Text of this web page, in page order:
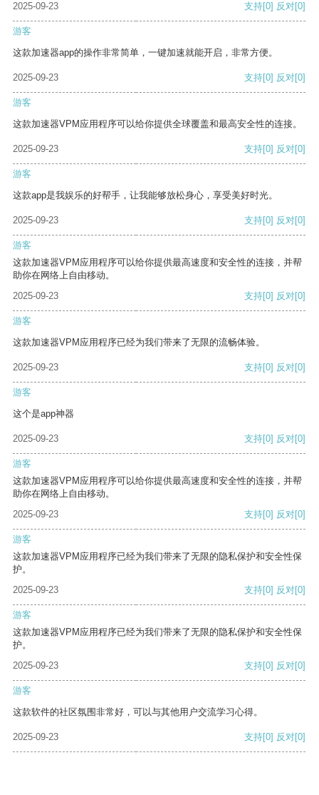
2025-09-23
支持[0] 反对[0]
游客
这款加速器app的操作非常简单，一键加速就能开启，非常方便。
2025-09-23 支持[0] 反对[0]
游客
这款加速器VPM应用程序可以给你提供全球覆盖和最高安全性的连接。
2025-09-23 支持[0] 反对[0]
游客
这款app是我娱乐的好帮手，让我能够放松身心，享受美好时光。
2025-09-23 支持[0] 反对[0]
游客
这款加速器VPM应用程序可以给你提供最高速度和安全性的连接，并帮
助你在网络上自由移动。
2025-09-23
支持[0] 反对[0]
游客
这款加速器VPM应用程序已经为我们带来了无限的流畅体验。
2025-09-23 支持[0] 反对[0]
游客
这个是app神器
2025-09-23 支持[0] 反对[0]
游客
这款加速器VPM应用程序可以给你提供最高速度和安全性的连接，并帮
助你在网络上自由移动。
2025-09-23
支持[0] 反对[0]
游客
这款加速器VPM应用程序已经为我们带来了无限的隐私保护和安全性保
护。
2025-09-23
支持[0] 反对[0]
游客
这款加速器VPM应用程序已经为我们带来了无限的隐私保护和安全性保
护。
2025-09-23
支持[0] 反对[0]
游客
这款软件的社区氛围非常好，可以与其他用户交流学习心得。
2025-09-23 支持[0] 反对[0]